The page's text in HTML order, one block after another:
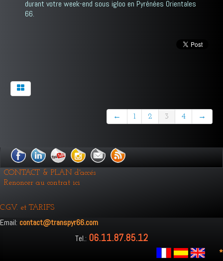
durant votre week-end sous igloo en Pyrénées Orientales
66.
← 1 2 3 4 →
CONTACT & PLAN d'accés
Renoncer au contrat ici
C.G.V. et TARIFS
Email: contact@transpyr66.com
Tel.: 06.11.87.85.12
*